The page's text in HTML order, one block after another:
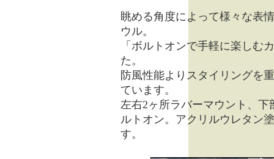
眺める角度によって様々な表
ウル。
「ボルトオンで手軽に楽しむ
た。
防風性能よりスタイリングを
ています。
左右2ヶ所ラバーマウント、
ルトオン。アクリルウレタン
す。